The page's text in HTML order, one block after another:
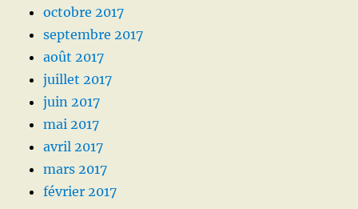
octobre 2017
septembre 2017
août 2017
juillet 2017
juin 2017
mai 2017
avril 2017
mars 2017
février 2017